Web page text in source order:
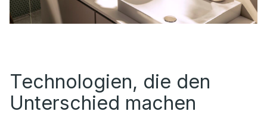
Technologien, die den
Unterschied machen